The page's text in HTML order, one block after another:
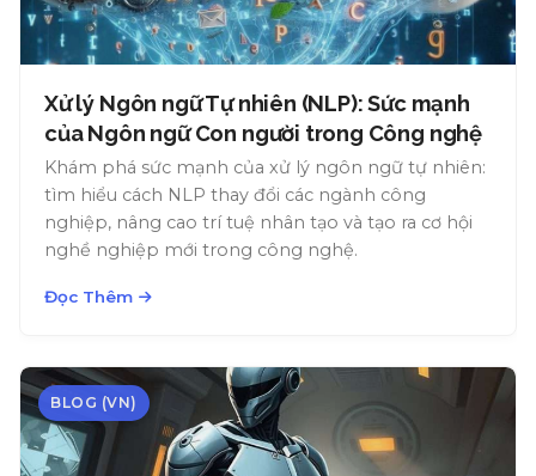
Xử lý Ngôn ngữ Tự nhiên (NLP): Sức mạnh
của Ngôn ngữ Con người trong Công nghệ
Khám phá sức mạnh của xử lý ngôn ngữ tự nhiên:
tìm hiểu cách NLP thay đổi các ngành công
nghiệp, nâng cao trí tuệ nhân tạo và tạo ra cơ hội
nghề nghiệp mới trong công nghệ.
Đọc Thêm
BLOG (VN)